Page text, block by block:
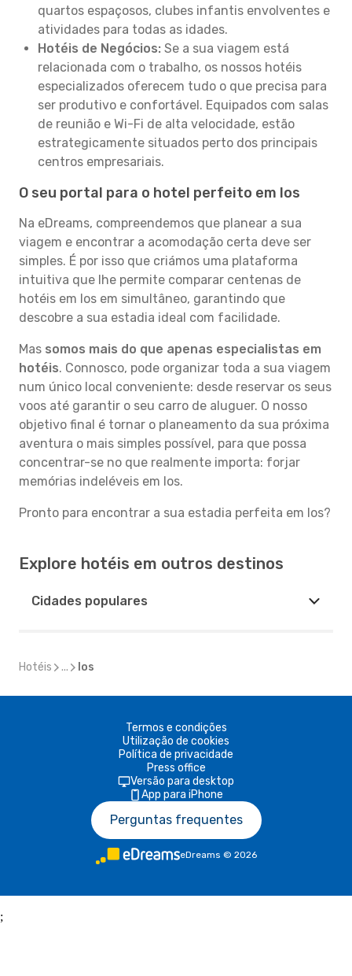
quartos espaçosos, clubes infantis envolventes e
atividades para todas as idades.
Hotéis de Negócios: Se a sua viagem está
relacionada com o trabalho, os nossos hotéis
especializados oferecem tudo o que precisa para
ser produtivo e confortável. Equipados com salas
de reunião e Wi-Fi de alta velocidade, estão
estrategicamente situados perto dos principais
centros empresariais.
O seu portal para o hotel perfeito em Ios
Na eDreams, compreendemos que planear a sua
viagem e encontrar a acomodação certa deve ser
simples. É por isso que criámos uma plataforma
intuitiva que lhe permite comparar centenas de
hotéis em Ios em simultâneo, garantindo que
descobre a sua estadia ideal com facilidade.
Mas somos mais do que apenas especialistas em
hotéis. Connosco, pode organizar toda a sua viagem
num único local conveniente: desde reservar os seus
voos até garantir o seu carro de aluguer. O nosso
objetivo final é tornar o planeamento da sua próxima
aventura o mais simples possível, para que possa
concentrar-se no que realmente importa: forjar
memórias indeléveis em Ios.
Pronto para encontrar a sua estadia perfeita em Ios?
Explore hotéis em outros destinos
Cidades populares
Hotéis ... Ios
Termos e condições
Utilização de cookies
Política de privacidade
Press office
Versão para desktop
App para iPhone
Perguntas frequentes
eDreams © 2026
;